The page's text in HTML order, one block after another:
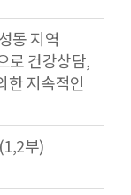
동 지역
로 건강상담,
한 지속적인
부)